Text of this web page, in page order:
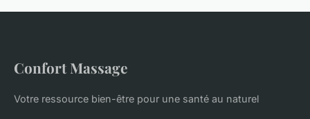
Confort Massage
Votre ressource bien-être pour une santé au naturel